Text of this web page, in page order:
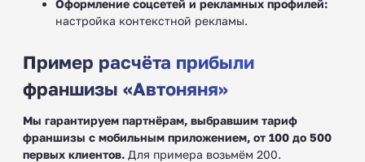
Оформление соцсетей и рекламных профилей:
настройка контекстной рекламы.
Пример расчёта прибыли
франшизы «Автоняня»
Мы гарантируем партнёрам, выбравшим тариф
франшизы с мобильным приложением, от 100 до 500
первых клиентов. Для примера возьмём 200.